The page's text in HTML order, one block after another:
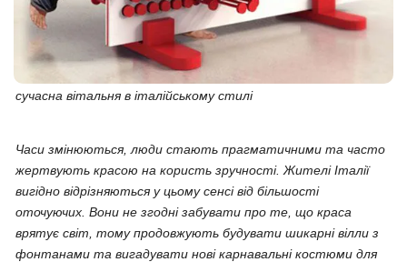
сучасна вітальня в італійському стилі
Часи змінюються, люди стають прагматичними та часто
жертвують красою на користь зручності. Жителі Італії
вигідно відрізняються у цьому сенсі від більшості
оточуючих. Вони не згодні забувати про те, що краса
врятує світ, тому продовжують будувати шикарні вілли з
фонтанами та вигадувати нові карнавальні костюми для